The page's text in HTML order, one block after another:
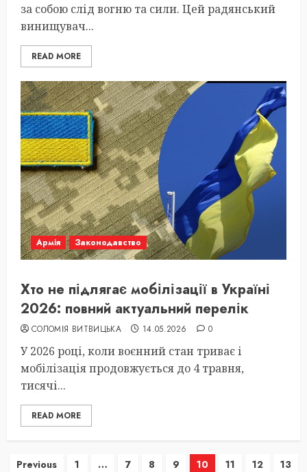
за собою слід вогню та сили. Цей радянський
винищувач...
READ MORE
Армія Законодавство
Хто не підлягає мобілізації в Україні
2026: повний актуальний перелік
СОЛОМІЯ ВИТВИЦЬКА 14.05.2026 0
У 2026 році, коли воєнний стан триває і
мобілізація продовжується до 4 травня,
тисячі...
READ MORE
Previous 1 … 7 8 9 10 11 12
13